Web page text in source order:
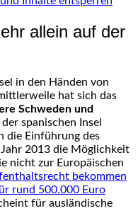
allein auf der
in den Händen von
hat sich das
Schweden und
spanischen Insel
die Einführung des
Jahr 2013 die Möglichkeit
nicht zur Europäischen
bekommen
rund 500.000 Euro
für ausländische